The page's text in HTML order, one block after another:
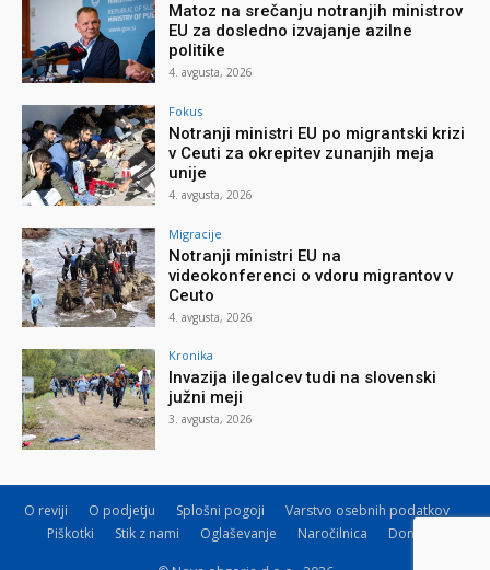
Matoz na srečanju notranjih ministrov
EU za dosledno izvajanje azilne
politike
4. avgusta, 2026
Fokus
Notranji ministri EU po migrantski krizi
v Ceuti za okrepitev zunanjih meja
unije
4. avgusta, 2026
Migracije
Notranji ministri EU na
videokonferenci o vdoru migrantov v
Ceuto
4. avgusta, 2026
Kronika
Invazija ilegalcev tudi na slovenski
južni meji
3. avgusta, 2026
O reviji O podjetju Splošni pogoji
Varstvo osebnih podatkov
Piškotki
Stik z nami Oglaševanje Naročilnica Donacije